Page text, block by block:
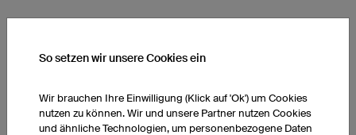
WEITERE PRODUKTE AUS UNSEREM SORTIMENT
Basketballhosen Damen Basketballtrikots Damen
So setzen wir unsere Cookies ein
Wir brauchen Ihre Einwilligung (Klick auf 'Ok') um Cookies
nutzen zu können. Wir und unsere Partner nutzen Cookies
und ähnliche Technologien, um personenbezogene Daten